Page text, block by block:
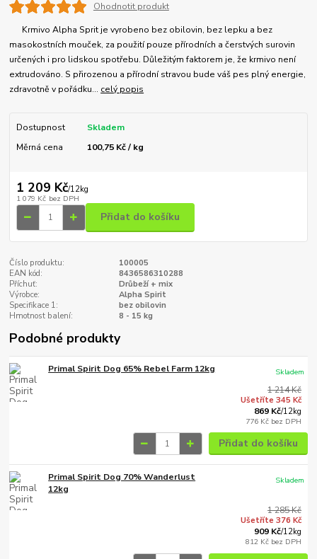
Ohodnotit produkt
Krmivo Alpha Sprit je vyrobeno bez obilovin, bez lepku a bez
masokostních mouček, za použití pouze přírodních a čerstvých surovin
určených i pro lidskou spotřebu. Důležitým faktorem je, že krmivo není
extrudováno. S přirozenou a přírodní stravou bude váš pes plný energie,
zdravotně v pořádku... celý popis
Dostupnost
Skladem
Měrná cena
100,75 Kč / kg
1 209 Kč/12kg
1 079 Kč bez DPH
Přidat do košíku
Číslo produktu:
100005
EAN kód:
8436586310288
Příchuť:
Drůbeží + mix
Výrobce:
Alpha Spirit
Specifikace 1:
bez obilovin
Hmotnost balení:
8 - 15 kg
Podobné produkty
Primal Spirit Dog 65% Rebel Farm 12kg
1 214 Kč
Ušetříte 345 Kč
869 Kč/12kg
776 Kč bez DPH
Skladem
Přidat do košíku
Primal Spirit Dog 70% Wanderlust
12kg
1 285 Kč
Ušetříte 376 Kč
909 Kč/12kg
812 Kč bez DPH
Skladem